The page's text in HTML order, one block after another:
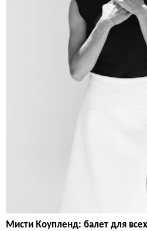
Мисти Коупленд: балет для